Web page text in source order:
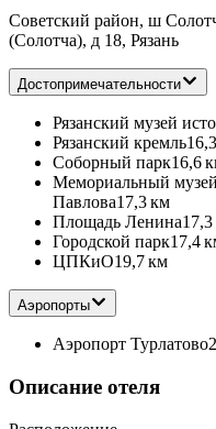
Советский район, ш
(Солотча), д 18, Рязань
Достопримечательности
Рязанский музей
Рязанский кремль
Соборный парк16,6
Мемориальный
Павлова17,3 км
Площадь Ленина
Городской парк17,4
ЦПКиО19,7 км
Аэропорты
Аэропорт Турлатово
Описание отеля